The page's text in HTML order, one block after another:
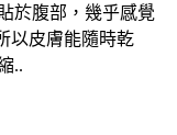
於腹部，幾乎感覺
以皮膚能隨時乾
..